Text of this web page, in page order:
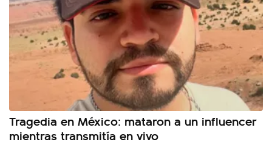
Tragedia en México: mataron a un influencer
mientras transmitía en vivo